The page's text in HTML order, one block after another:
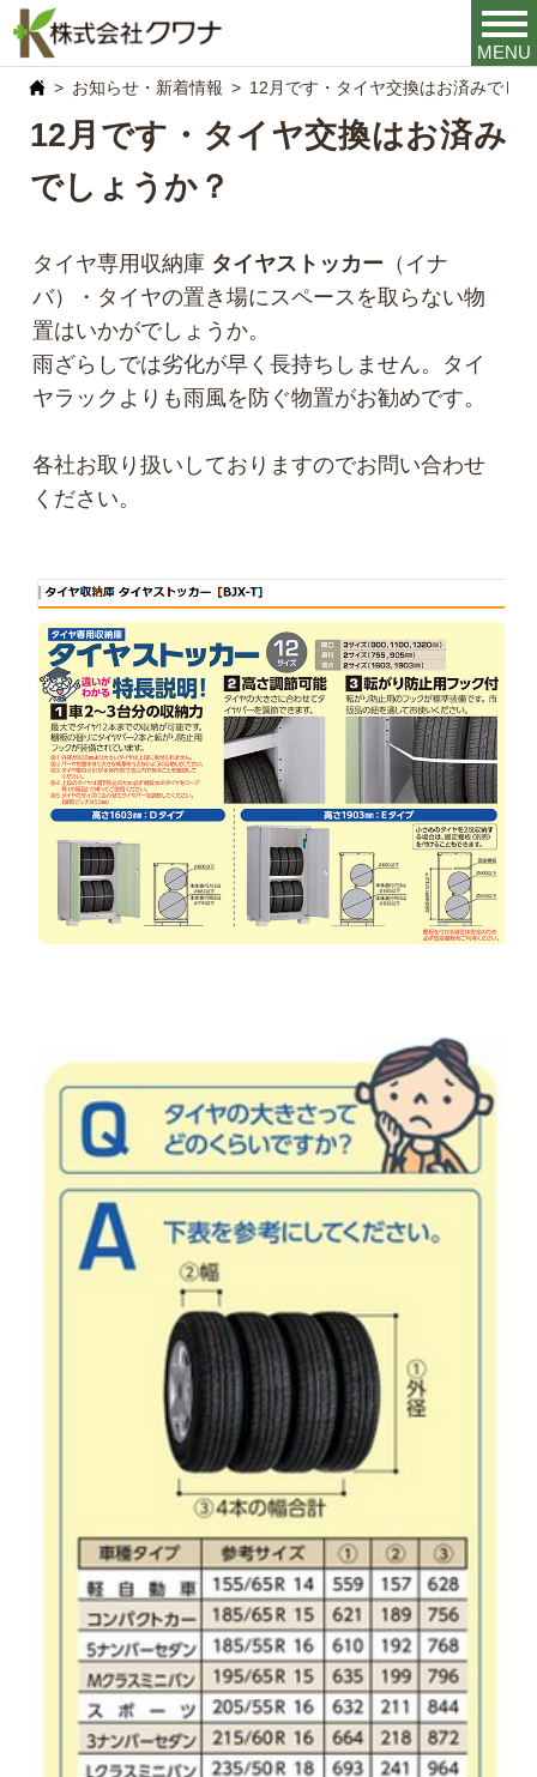
MENU
お知らせ・新着情報 12月です・タイヤ交換はお済みでし
12月です・タイヤ交換はお済み
でしょうか？
タイヤ専用収納庫 タイヤストッカー （イナ
バ）・タイヤの置き場にスペースを取らない物
置はいかがでしょうか。
雨ざらしでは劣化が早く長持ちしません。タイ
ヤラックよりも雨風を防ぐ物置がお勧めです。
各社お取り扱いしておりますのでお問い合わせ
ください。